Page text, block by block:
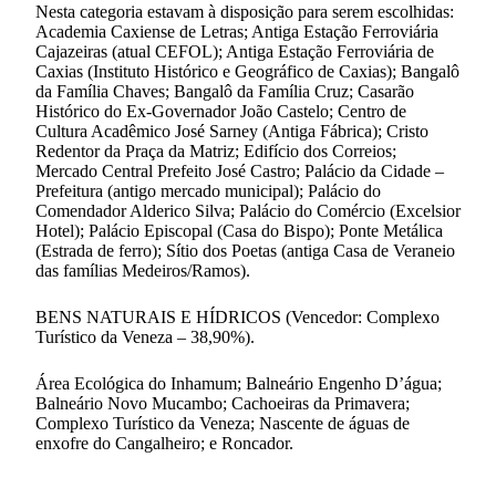
Nesta categoria estavam à disposição para serem escolhidas:
Academia Caxiense de Letras; Antiga Estação Ferroviária
Cajazeiras (atual CEFOL); Antiga Estação Ferroviária de
Caxias (Instituto Histórico e Geográfico de Caxias); Bangalô
da Família Chaves; Bangalô da Família Cruz; Casarão
Histórico do Ex-Governador João Castelo; Centro de
Cultura Acadêmico José Sarney (Antiga Fábrica); Cristo
Redentor da Praça da Matriz; Edifício dos Correios;
Mercado Central Prefeito José Castro; Palácio da Cidade –
Prefeitura (antigo mercado municipal); Palácio do
Comendador Alderico Silva; Palácio do Comércio (Excelsior
Hotel); Palácio Episcopal (Casa do Bispo); Ponte Metálica
(Estrada de ferro); Sítio dos Poetas (antiga Casa de Veraneio
das famílias Medeiros/Ramos).
BENS NATURAIS E HÍDRICOS (Vencedor: Complexo
Turístico da Veneza – 38,90%).
Área Ecológica do Inhamum; Balneário Engenho D’água;
Balneário Novo Mucambo; Cachoeiras da Primavera;
Complexo Turístico da Veneza; Nascente de águas de
enxofre do Cangalheiro; e Roncador.